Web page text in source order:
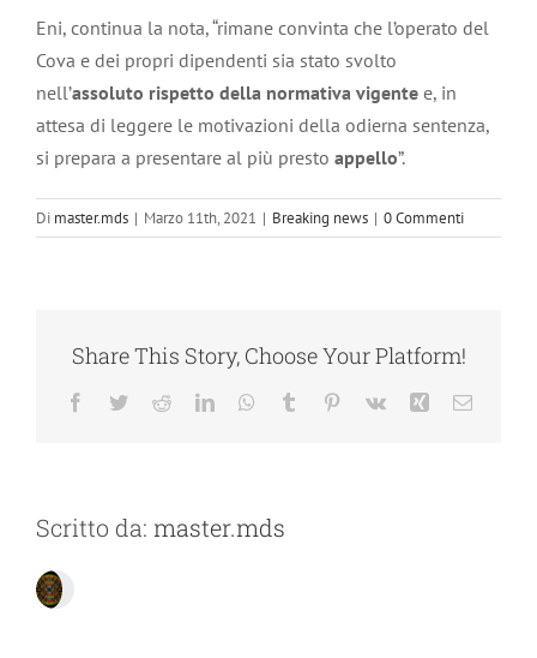
Eni, continua la nota, “rimane convinta che l’operato del
Cova e dei propri dipendenti sia stato svolto
nell’assoluto rispetto della normativa vigente e, in
attesa di leggere le motivazioni della odierna sentenza,
si prepara a presentare al più presto appello”.
Di master.mds | Marzo 11th, 2021 | Breaking news | 0 Commenti
Share This Story, Choose Your Platform!
Facebook
TwitterRedditLinkedInWhatsApp
Tumblr Pinterest
Vk Xing Email
Scritto da: master.mds